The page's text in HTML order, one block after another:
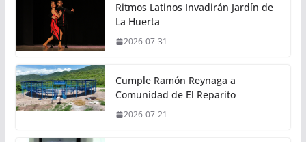
Ritmos Latinos Invadirán Jardín de
La Huerta
2026-07-31
Cumple Ramón Reynaga a
Comunidad de El Reparito
2026-07-21